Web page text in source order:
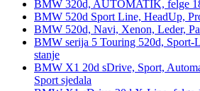
BMW 320d, AUTOMATIK, felge
BMW 520d Sport Line, HeadUp,
BMW 520d, Navi, Xenon, Leder,
BMW serija 5 Touring 520d, Sport-
stanje
BMW X1 20d sDrive, Sport,
Sport sjedala